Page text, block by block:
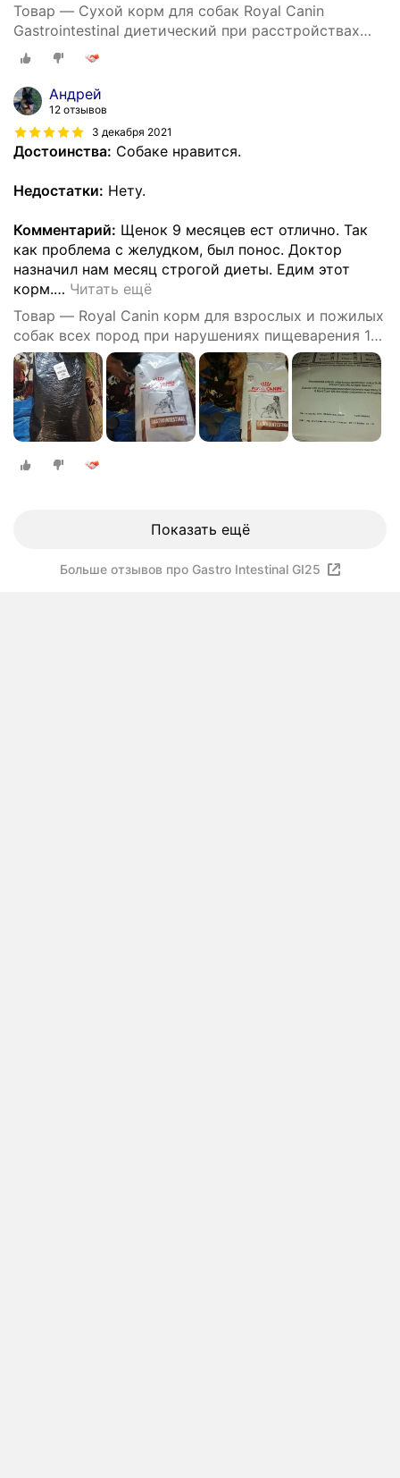
Товар — Сухой корм для собак Royal Canin
Gastrointestinal диетический при расстройствах
пищеварения, 15 кг
Андрей
12 отзывов
3 декабря 2021
Достоинства: Собаке нравится.
Недостатки: Нету.
Комментарий: Щенок 9 месяцев ест отлично. Так
как проблема с желудком, был понос. Доктор
назначил нам месяц строгой диеты. Едим этот
корм.… Читать ещё
Товар — Royal Canin корм для взрослых и пожилых
собак всех пород при нарушениях пищеварения 15
кг
Показать ещё
Больше отзывов про Gastro Intestinal GI25